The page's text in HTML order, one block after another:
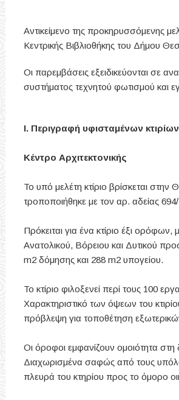
Αντικείμενο της προκηρυσσόμενης
Κεντρικής Βιβλιοθήκης του Δήμου
Οι παρεμβάσεις εξειδικεύονται σε
συστήματος τεχνητού φωτισμού και
Ι. Περιγραφή υφισταμένων κτιρίων
Κέντρο Αρχιτεκτονικής
Το υπό μελέτη κτίριο βρίσκεται
τροποποιήθηκε με τον αρ. αδείας
Πρόκειται για ένα κτίριο έξι
Ανατολικού, Βόρειου και Δυτικού
m2 δόμησης και 288 m2 υπογείου.
Το κτίριο φιλοξενεί περί τους 100
Χαρακτηριστικό των όψεων του
πρόβλεψη για τοποθέτηση
Οι όροφοι εμφανίζουν ομοιότητα στη
Διαχωρισμένα σαφώς από τους
πλευρά του κτηρίου προς το όμορο